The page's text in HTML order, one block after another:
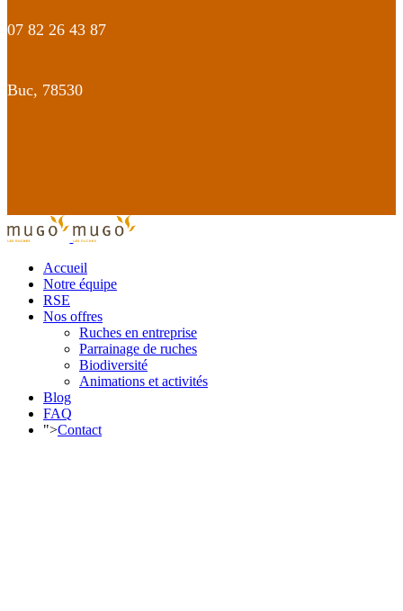
07 82 26 43 87
Buc, 78530
Accueil
Notre équipe
RSE
Nos offres
Ruches en entreprise
Parrainage de ruches
Biodiversité
Animations et activités
Blog
FAQ
">Contact